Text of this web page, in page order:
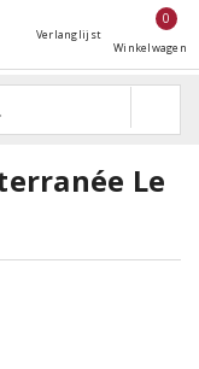
Verlanglijst
0
Winkelwagen
Le